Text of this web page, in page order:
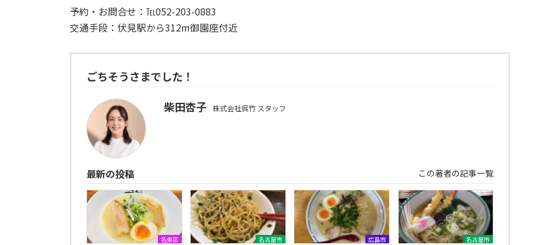
予約・お問合せ：℡052-203-0883
交通手段：伏見駅から312m御園座付近
ごちそうさまでした！
柴田杏子 株式会社呉竹 スタッフ
最新の投稿 この著者の記事一覧
名東区
名古屋市
広島市
名古屋市